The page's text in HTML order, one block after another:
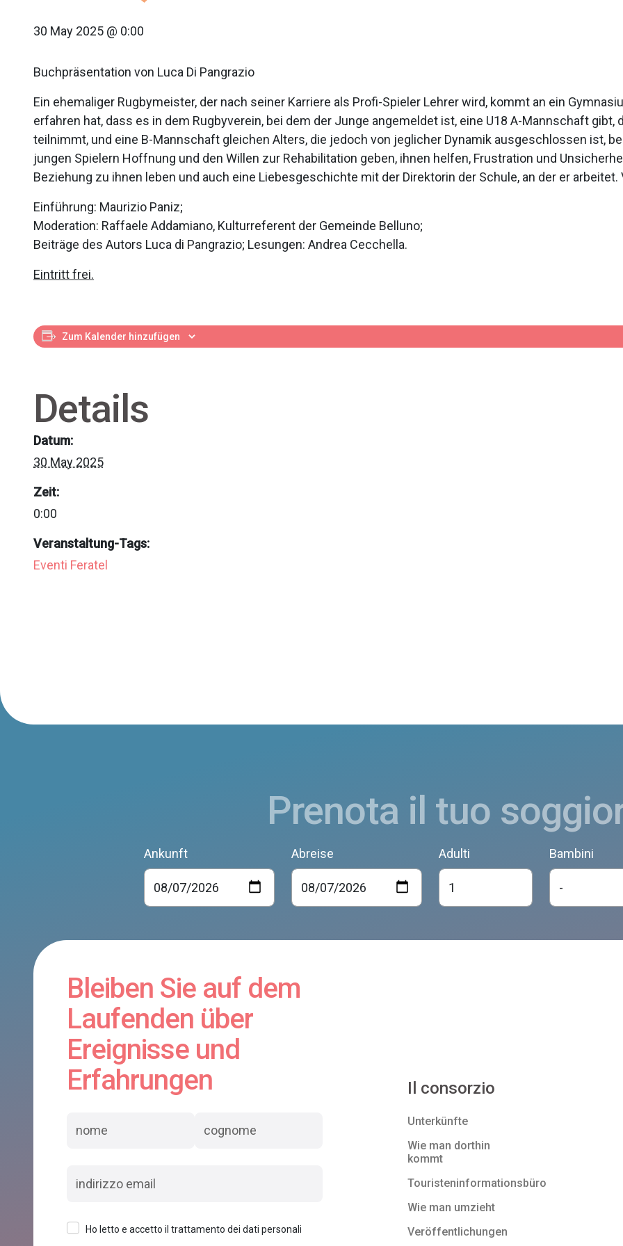
30 May 2025 @ 0:00
Buchpräsentation von Luca Di Pangrazio
Ein ehemaliger Rugbymeister, der nach seiner Karriere als Profi-Spieler Lehrer wird, kommt an ein
erfahren hat, dass es in dem Rugbyverein, bei dem der Junge angemeldet ist, eine U18 A-Mannschaft
teilnimmt, und eine B-Mannschaft gleichen Alters, die jedoch von jeglicher Dynamik ausgeschlossen ist,
jungen Spielern Hoffnung und den Willen zur Rehabilitation geben, ihnen helfen, Frustration und
Beziehung zu ihnen leben und auch eine Liebesgeschichte mit der Direktorin der Schule, an der er
Einführung: Maurizio Paniz;
Moderation: Raffaele Addamiano, Kulturreferent der Gemeinde Belluno;
Beiträge des Autors Luca di Pangrazio; Lesungen: Andrea Cecchella.
Eintritt frei.
Zum Kalender hinzufügen
Details
Datum:
30 May 2025
Zeit:
0:00
Veranstaltung-Tags:
Eventi Feratel
Prenota il tuo
Ankunft Abreise Adulti Bambini
Bleiben Sie auf dem
Laufenden über
Ereignisse und
Erfahrungen
Ho letto e accetto il trattamento dei dati personali
Il consorzio
Unterkünfte
Wie man dorthin
kommt
Touristeninformationsbüro
Wie man umzieht
Veröffentlichungen